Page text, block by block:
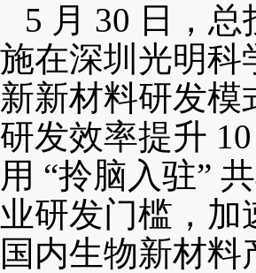
5 月 30 日，
施在深圳光明科
新新材料研发模
研发效率提升
用 “拎脑入驻”
业研发门槛，加
国内生物新材